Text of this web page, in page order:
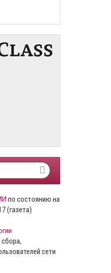
по состоянию на
(газета)
сети